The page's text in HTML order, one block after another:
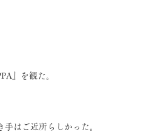
』を観た。
はご近所らしかった。